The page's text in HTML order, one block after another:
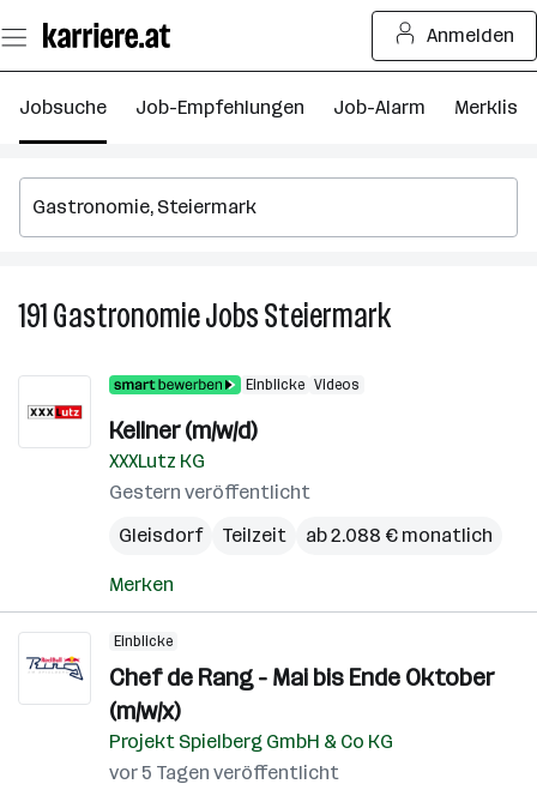
Seiteninhalt
springen
Anmelden
Jobsuche Job-Empfehlungen Job-Alarm Merkliste
191GastronomieJobsSteiermark191
Einblicke Videos
Kellner (m/w/d)
XXXLutz KG
Gestern veröffentlicht
Gleisdorf
Teilzeit ab 2.088 € monatlich
Merken
Einblicke
Chef de Rang - Mai bis Ende Oktober
(m/w/x)
Projekt Spielberg GmbH & Co KG
vor 5 Tagen veröffentlicht